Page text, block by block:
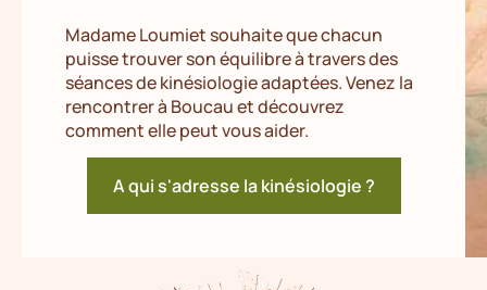
Madame Loumiet souhaite que chacun
puisse trouver son équilibre à travers des
séances de kinésiologie adaptées. Venez la
rencontrer à Boucau et découvrez
comment elle peut vous aider.
A qui s'adresse la kinésiologie ?